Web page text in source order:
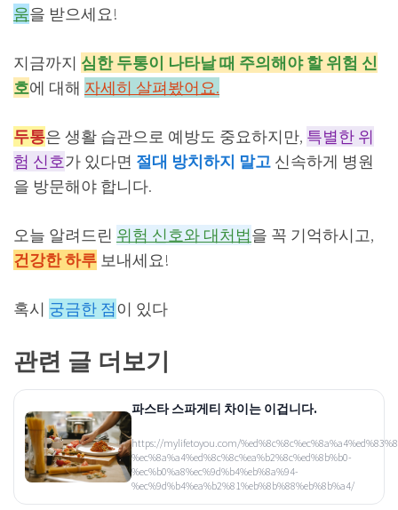
움을 받으세요!
지금까지 심한 두통이 나타날 때 주의해야 할 위험 신
호에 대해 자세히 살펴봤어요.
두통은 생활 습관으로 예방도 중요하지만, 특별한 위
험 신호가 있다면 절대 방치하지 말고 신속하게 병원
을 방문해야 합니다.
오늘 알려드린 위험 신호와 대처법을 꼭 기억하시고,
건강한 하루 보내세요!
혹시 궁금한 점이 있다
관련 글 더보기
파스타 스파게티 차이는 이겁니다.
https://mylifetoyou.com/
%ec%8a%a4%ed%8c%8c%ea%b2%8c%ed%8b%b0-
%ec%b0%a8%ec%9d%b4%eb%8a%94-
%ec%9d%b4%ea%b2%81%eb%8b%88%eb%8b%a4/